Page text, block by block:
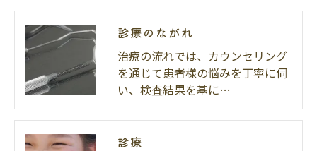
診療のながれ
治療の流れでは、カウンセリング
を通じて患者様の悩みを丁寧に伺
い、検査結果を基に…
診療